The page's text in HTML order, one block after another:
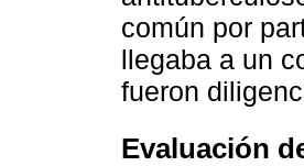
común por
llegaba a un
fueron
Evaluación